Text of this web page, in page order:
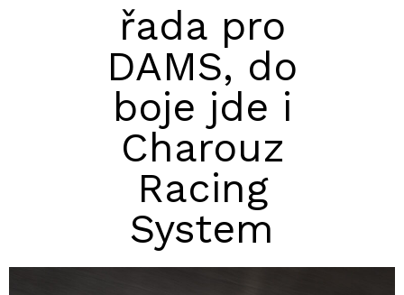
řada pro
DAMS, do
boje jde i
Charouz
Racing
System